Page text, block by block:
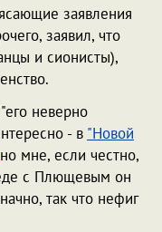
заявления
заявил, что
и сионисты),
неверно
- в "Новой
мне, если честно,
с Плющевым он
так что нефиг